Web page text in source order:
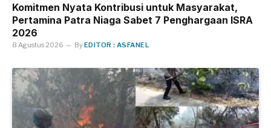
Komitmen Nyata Kontribusi untuk Masyarakat,
Pertamina Patra Niaga Sabet 7 Penghargaan ISRA
2026
8 Agustus 2026 ByEDITOR : ASFANEL